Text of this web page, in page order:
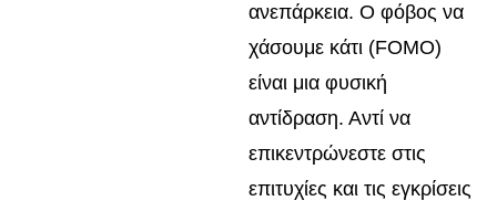
ανεπάρκεια. Ο φόβος να
χάσουμε κάτι (FOMO)
είναι μια φυσική
αντίδραση. Αντί να
επικεντρώνεστε στις
επιτυχίες και τις εγκρίσεις